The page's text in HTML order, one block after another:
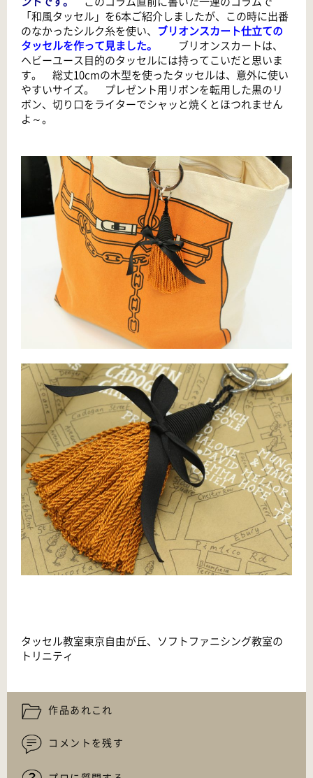
「和風タッセル」を6本ご紹介しましたが、この時に出番
のなかったシルク糸を使い、 ブリオンスカート仕立ての
タッセルを作って見ました。
ブリオンスカートは、
ヘビーユース目的のタッセルには持ってこいだと思いま
す。 総丈10cmの木型を使ったタッセルは、意外に使い
やすいサイズ。 プレゼント用リボンを転用した黒のリ
ボン、切り口をライターでシャッと焼くとほつれません
よ～。
タッセル教室東京自由が丘、ソフトファニシング教室の
トリニティ
作品あれこれ
コメントを残す